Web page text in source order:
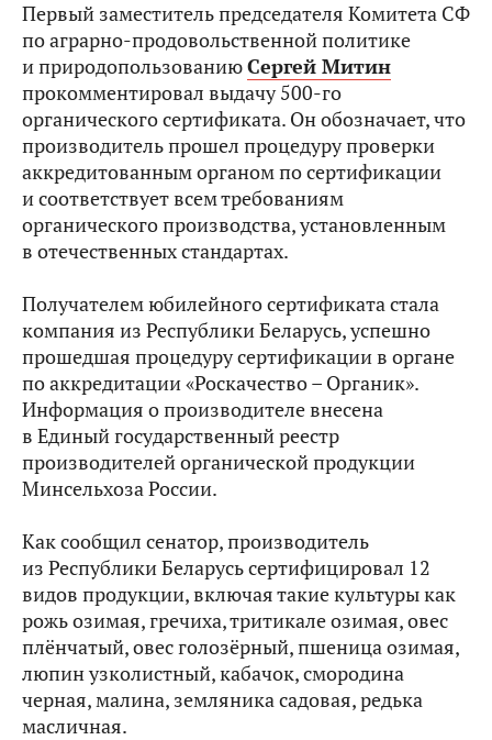
Первый заместитель председателя Комитета СФ
по аграрно-продовольственной политике
и природопользованиюСергей Митин
прокомментировал выдачу 500-го
органического сертификата. Он обозначает, что
производитель прошел процедуру проверки
аккредитованным органом по сертификации
и соответствует всем требованиям
органического производства, установленным
в отечественных стандартах.
Получателем юбилейного сертификата стала
компания из Республики Беларусь, успешно
прошедшая процедуру сертификации в органе
по аккредитации «Роскачество – Органик».
Информация о производителе внесена
в Единый государственный реестр
производителей органической продукции
Минсельхоза России.
Как сообщил сенатор, производитель
из Республики Беларусь сертифицировал 12
видов продукции, включая такие культуры как
рожь озимая, гречиха, тритикале озимая, овес
плёнчатый, овес голозёрный, пшеница озимая,
люпин узколистный, кабачок, смородина
черная, малина, земляника садовая, редька
масличная.